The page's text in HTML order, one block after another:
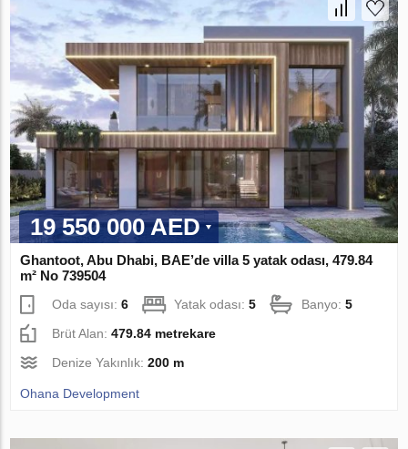
19 550 000 AED
Ghantoot, Abu Dhabi, BAE’de villa 5 yatak odası, 479.84
m² No 739504
Oda sayısı:6 Yatak odası:5 Banyo:5
Brüt Alan:479.84 metrekare
Denize Yakınlık:200 m
Ohana Development